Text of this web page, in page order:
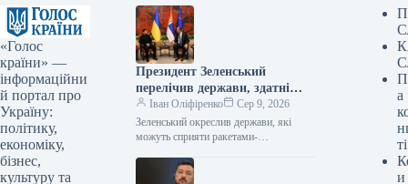
«Голос
країни» —
інформаційни
й портал про
Україну:
політику,
економіку,
бізнес,
культуру та
Президент Зеленський
перелічив держави, здатні
надати підтримку у вигляді
ракет-перехоплювачів.
Іван Оліфіренко
Сер 9, 2026
Зеленський окреслив держави, які
можуть сприяти ракетами-
Укрінформ Польща та Німеччина
мають потенціал надавати Україні
а
ті
и